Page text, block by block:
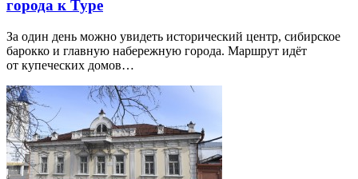
города к Туре
За один день можно увидеть исторический центр, сибирское
барокко и главную набережную города. Маршрут идёт
от купеческих домов…